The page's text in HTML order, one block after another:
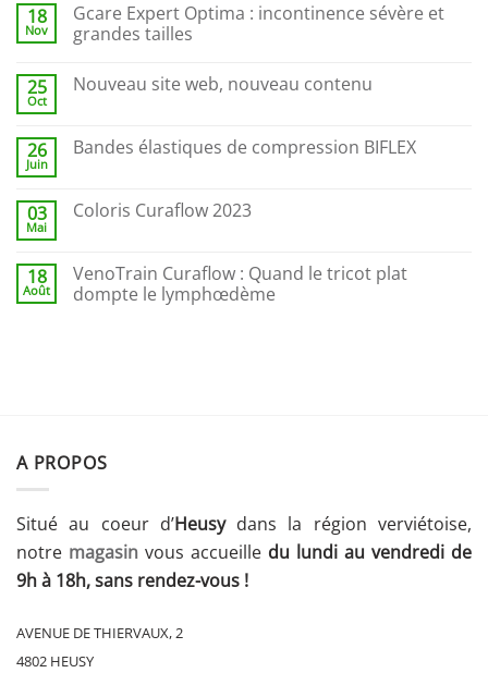
18
Nov
Gcare Expert Optima : incontinence sévère et
grandes tailles
25
Oct
Nouveau site web, nouveau contenu
26
Juin
Bandes élastiques de compression BIFLEX
03
Mai
Coloris Curaflow 2023
18
Août
VenoTrain Curaflow : Quand le tricot plat
dompte le lymphœdème
A PROPOS
Situé au coeur d’Heusydans la région verviétoise,
notre magasin vous accueille du lundi au vendredi de
9h à 18h, sans rendez-vous !
AVENUE DE THIERVAUX, 2
4802 HEUSY